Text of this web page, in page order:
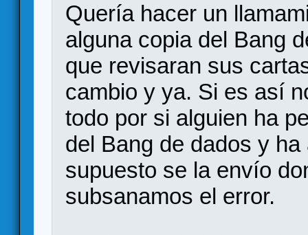
Quería hacer un
alguna copia del Bang
que revisaran sus
cambio y ya. Si es así
todo por si alguien ha
del Bang de dados y
supuesto se la envío
subsanamos el error.